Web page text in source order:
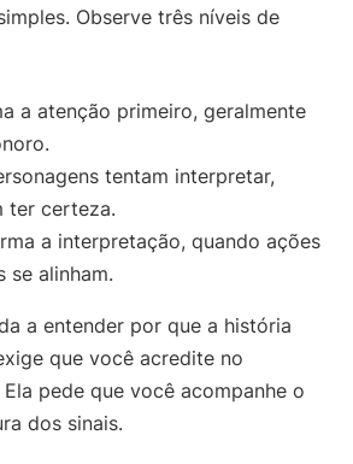
Observe três níveis de
a atenção primeiro, geralmente
tentam interpretar,
ter certeza.
a interpretação, quando ações
se alinham.
a entender por que a história
que você acredite no
pede que você acompanhe o
dos sinais.